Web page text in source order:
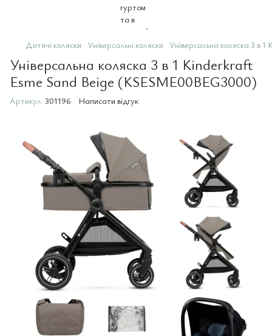
Дитячі коляски Універсальні коляски Універсальна коляска 3 в
Універсальна коляска 3 в 1 Kinderkraft
Esme Sand Beige (KSESME00BEG3000)
Артикул: 301196 Написати відгук